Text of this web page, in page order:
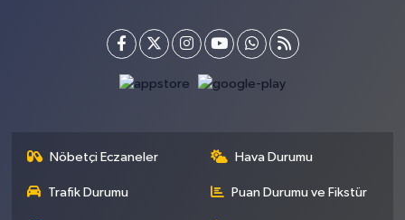
Nöbetçi Eczaneler Hava Durumu
Trafik Durumu Puan Durumu ve Fikstür